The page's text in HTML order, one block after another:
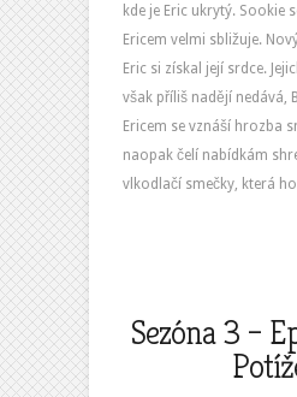
kde je Eric ukrytý. Sookie
Ericem velmi sbližuje.
Eric si získal její srdce.
však příliš nadějí nedává,
Ericem se vznáší hrozba
naopak čelí nabídkám
vlkodlačí smečky, která
Sezóna 3 –